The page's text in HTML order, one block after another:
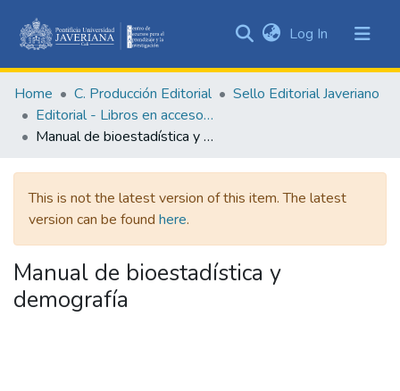
&
Collections
All of DSpace
Statistics
Log In (current)
Home C. Producción Editorial
Sello Editorial Javeriano
Editorial - Libros en acceso abierto
Manual de bioestadística y demografía
This is not the latest version of this item. The latest
version can be found here.
Manual de bioestadística y
demografía